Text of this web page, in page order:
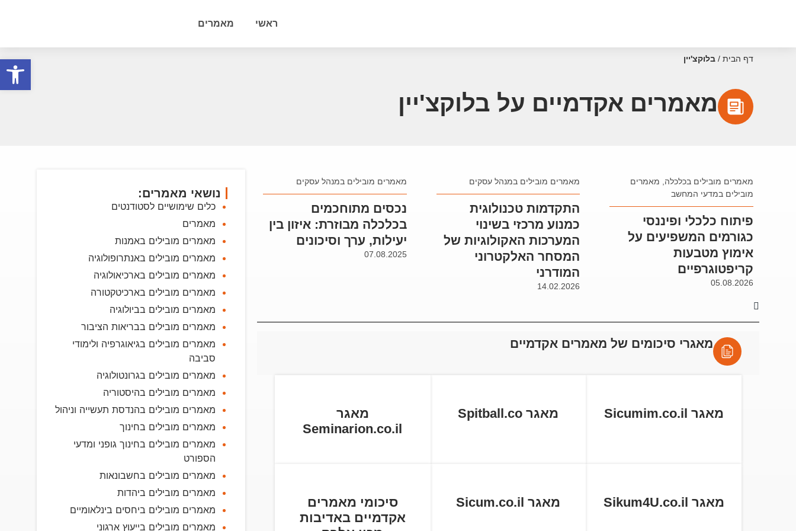
ראשי מאמרים
דף הבית / בלוקצ'יין
מאמרים אקדמיים על בלוקצ'יין
מאמרים מובילים בכלכלה
מאמרים
מובילים במדעי המחשב
פיתוח כלכלי ופיננסי
כגורמים המשפיעים על
אימוץ מטבעות
קריפטוגרפיים
05.08.2026
מאמרים מובילים במנהל עסקים
התקדמות טכנולוגית
כמנוע מרכזי בשינוי
המערכות האקולוגיות של
המסחר האלקטרוני
המודרני
14.02.2026
מאמרים מובילים במנהל עסקים
נכסים מתוחכמים
בכלכלה מבוזרת: איזון בין
יעילות, ערך וסיכונים
07.08.2025
מאגרי סיכומים של מאמרים אקדמיים
מאגר Sicumim.co.il מאגר Spitball.co
מאגר
Seminarion.co.il
מאגר Sikum4U.co.il מאגר Sicum.co.il
סיכומי מאמרים
אקדמיים באדיבות
נושאי מאמרים:
כלים שימושיים לסטודנטים
מאמרים
מאמרים מובילים באמנות
מאמרים מובילים באנתרופולוגיה
מאמרים מובילים בארכיאולוגיה
מאמרים מובילים בארכיטקטורה
מאמרים מובילים בביולוגיה
מאמרים מובילים בבריאות הציבור
מאמרים מובילים בגיאוגרפיה ולימודי
סביבה
מאמרים מובילים בגרונטולוגיה
מאמרים מובילים בהיסטוריה
מאמרים מובילים בהנדסת תעשייה וניהול
מאמרים מובילים בחינוך
מאמרים מובילים בחינוך גופני ומדעי
הספורט
מאמרים מובילים בחשבונאות
מאמרים מובילים ביהדות
מאמרים מובילים ביחסים בינלאומיים
מאמרים מובילים בייעוץ ארגוני
פתח